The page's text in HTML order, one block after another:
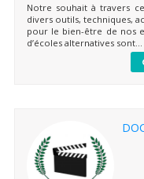
Notre souhait à travers
divers outils, techniques,
pour le bien-être de nos
d’écoles alternatives sont...